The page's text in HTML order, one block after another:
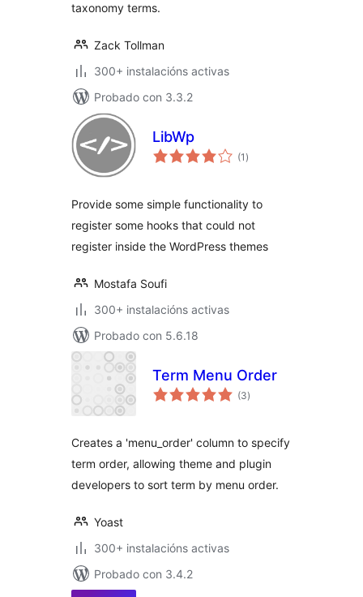
taxonomy terms.
Zack Tollman
300+ instalacións activas
Probado con 3.3.2
LibWp
(1 valoracións
totais
)
Provide some simple functionality to
register some hooks that could not
register inside the WordPress themes
Mostafa Soufi
300+ instalacións activas
Probado con 5.6.18
Term Menu Order
(3valoracións
totais
)
Creates a 'menu_order' column to specify
term order, allowing theme and plugin
developers to sort term by menu order.
Yoast
300+ instalacións activas
Probado con 3.4.2